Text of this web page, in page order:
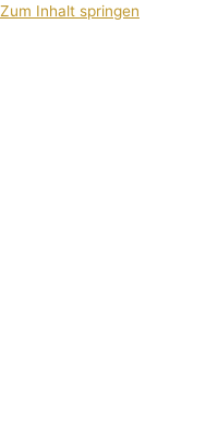
Zum Inhalt springen